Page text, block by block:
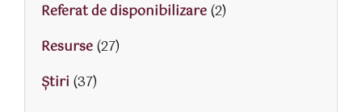
Referat de disponibilizare(2)
Resurse(27)
Știri (37)